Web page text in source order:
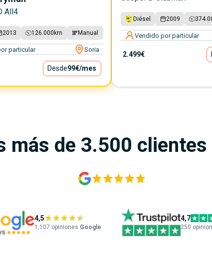
All4
2013 126.000 km Manual
particular Soria
Desde99€/mes
Diésel 2009
Vendido por particular
2.499€
más de 3.500
4,5
1,107 opiniones Google
4,7
250